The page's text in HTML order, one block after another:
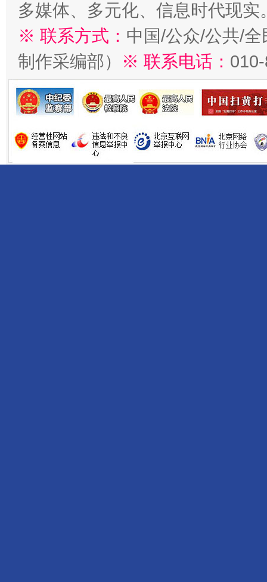
多媒体、多元化、信息时代现实
※ 联系方式： 中国/公众/公共/
制作采编部）
※ 联系电话：